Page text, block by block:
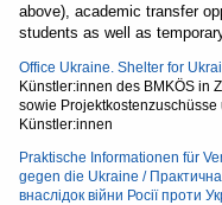
above), academic transfer
students as well as
Office Ukraine. Shelter for
Künstler:innen des BMKÖS in
sowie
Künstler:innen
Praktische Informationen für
gegen die Ukraine /
внаслідок війни Росії проти